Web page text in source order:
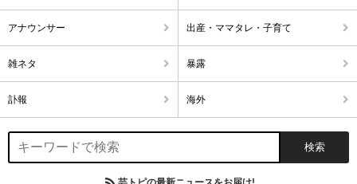
アナウンサー 出産・ママタレ・子育て
雑ネタ 暴露
訃報 海外